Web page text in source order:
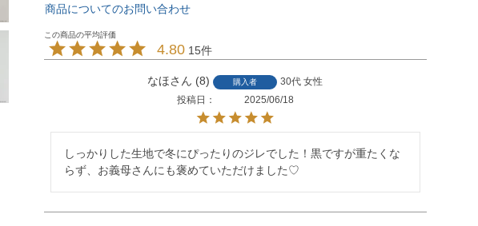
商品についてのお問い合わせ
4.80 15
なほ 8 購入者 30代 女性
投稿日
2025/06/18
しっかりした生地で冬にぴったりのジレでした！黒ですが重たくな
らず、お義母さんにも褒めていただけました♡